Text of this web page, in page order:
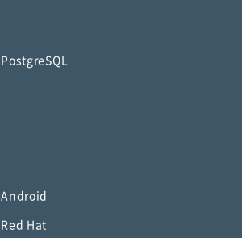
PostgreSQL
Android
Red Hat